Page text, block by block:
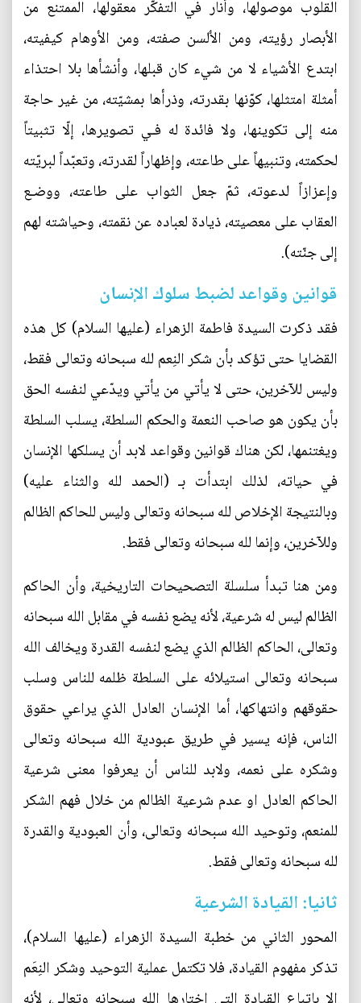
القلوب موصولها، وأنار في التفكّر معقولها، الممتنع من
الأبصار رؤيته، ومن الألسن صفته، ومن الأوهام كيفيته،
ابتدع الأشياء لا من شيء كان قبلها، وأنشأها بلا احتذاء
أمثلة امتثلها، كوّنها بقدرته، وذرأها بمشيّته، من غير حاجة
منه إلى تكوينها، ولا فائدة له فـي تصويرها، إلّا تثبيتاً
لحكمته، وتنبيهاً على طاعته، وإظهاراً لقدرته، وتعبّداً لبريّته
وإعزازاً لدعوته، ثمّ جعل الثواب على طاعته، ووضـع
العقاب على معصيته، ذيادة لعباده عن نقمته، وحياشته لهم
إلى جنّته).
قوانين وقواعد لضبط سلوك الإنسان
فقد ذكرت السيدة فاطمة الزهراء (عليها السلام) كل هذه
القضايا حتى تؤكد بأن شكر النِعم لله سبحانه وتعالى فقط،
وليس للآخرين، حتى لا يأتي من يأتي ويدّعي لنفسه الحق
بأن يكون هو صاحب النعمة والحكم السلطة، يسلب السلطة
ويغتنمها، لكن هناك قوانين وقواعد لابد أن يسلكها الإنسان
في حياته، لذلك ابتدأت بـ (الحمد لله والثناء عليه)
وبالنتيجة الإخلاص لله سبحانه وتعالى وليس للحاكم الظالم
وللآخرين، وإنما لله سبحانه وتعالى فقط.
ومن هنا تبدأ سلسلة التصحيحات التاريخية، وأن الحاكم
الظالم ليس له شرعية، لأنه يضع نفسه في مقابل الله سبحانه
وتعالى، الحاكم الظالم الذي يضع لنفسه القدرة ويخالف الله
سبحانه وتعالى استيلائه على السلطة ظلمه للناس وسلب
حقوقهم وانتهاكها، أما الإنسان العادل الذي يراعي حقوق
الناس، فإنه يسير في طريق عبودية الله سبحانه وتعالى
وشكره على نعمه، ولابد للناس أن يعرفوا معنى شرعية
الحاكم العادل او عدم شرعية الظالم من خلال فهم الشكر
للمنعم، وتوحيد الله سبحانه وتعالى، وأن العبودية والقدرة
لله سبحانه وتعالى فقط.
ثانيا: القيادة الشرعية
المحور الثاني من خطبة السيدة الزهراء (عليها السلام)،
تذكر مفهوم القيادة، فلا تكتمل عملية التوحيد وشكر النِعَم